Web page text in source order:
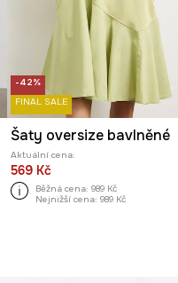
-42%
FINAL SALE
Šaty oversize bavlněné
Aktuální cena:
569 Kč
Běžná cena: 989 Kč
Nejnižší cena: 989 Kč